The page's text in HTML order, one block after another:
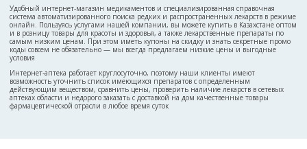
Удобный интернет-магазин медикаментов и специализированная справочная
система автоматизированного поиска редких и распространенных лекарств в режиме
онлайн. Пользуясь услугами нашей компании, вы можете купить в Казахстане оптом
и в розницу товары для красоты и здоровья, а также лекарственные препараты по
самым низким ценам. При этом иметь купоны на скидку и знать секретные промо
коды совсем не обязательно — мы всегда предлагаем низкие цены и выгодные
условия
Интернет-аптека работает круглосуточно, поэтому наши клиенты имеют
возможность уточнить список имеющихся препаратов с определенным
действующим веществом, сравнить цены, проверить наличие лекарств в сетевых
аптеках области и недорого заказать с доставкой на дом качественные товары
фармацевтической отрасли в любое время суток